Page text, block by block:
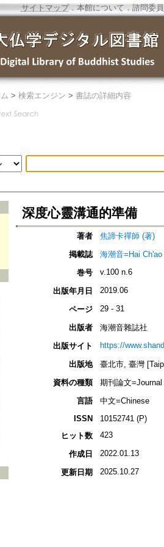
サイトマップ．本館について ． 諮問委
> 検索エンジン > 書誌の詳細内容
深度心靈溝通的準備
著者
焦諦卡禪師 (著)
掲載誌
海潮音=Hai Ch'ao
巻号
v.100 n.6
出版年月日 2019.06
ページ 29 - 31
出版者
海潮音雜誌社
出版サイト
https://
出版地
臺北市, 臺灣
資料の種類
期刊論文=Journal
言語
中文=Chinese
ISSN
10152741 (P)
ヒット数
423
作成日 2022.01.13
更新日期 2025.10.27